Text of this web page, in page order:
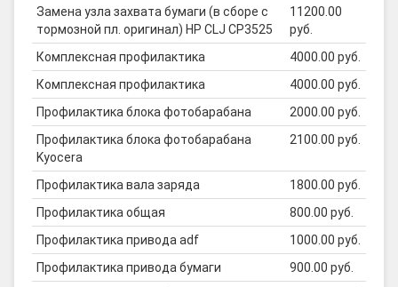
Замена узла захвата бумаги (в сборе с
тормозной пл. оригинал) HP CLJ CP3525
11200.00
руб.
Комплексная профилактика
4000.00 руб.
Комплексная профилактика
4000.00 руб.
Профилактика блока фотобарабана
2000.00 руб.
Профилактика блока фотобарабана
Kyocera
2100.00 руб.
Профилактика вала заряда
1800.00 руб.
Профилактика общая
800.00 руб.
Профилактика привода adf
1000.00 руб.
Профилактика привода бумаги
900.00 руб.